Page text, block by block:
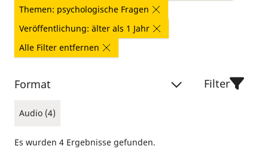
Themen: psychologische Fragen
Veröffentlichung: älter als 1 Jahr
Alle Filter entfernen
Format
Audio (4)
Filter
Es wurden 4 Ergebnisse gefunden.